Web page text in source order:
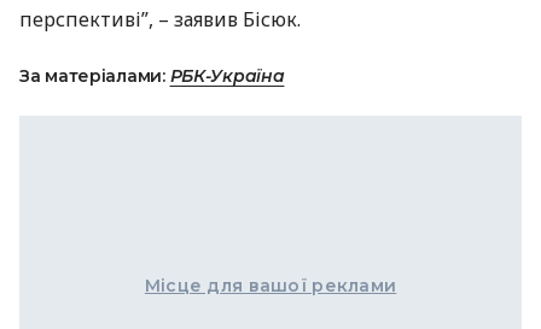
перспективі”, – заявив Бісюк.
За матеріалами: РБК-Україна
Місце для вашої реклами